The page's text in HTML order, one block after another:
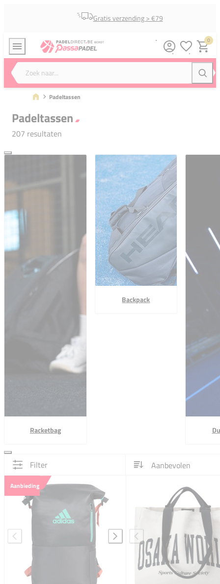
Gratis verzending > €79
Zoek naar...
0
Padeltassen
Padeltassen
207 resultaten
Racketbag
Backpack
Filter
Aanbieding